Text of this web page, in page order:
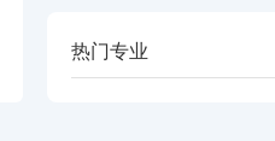
热门专业